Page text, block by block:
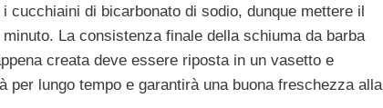
cucchiaini di bicarbonato di sodio, dunque mettere il
La consistenza finale della schiuma da barba
creata deve essere riposta in un vasetto e
lungo tempo e garantirà una buona freschezza alla